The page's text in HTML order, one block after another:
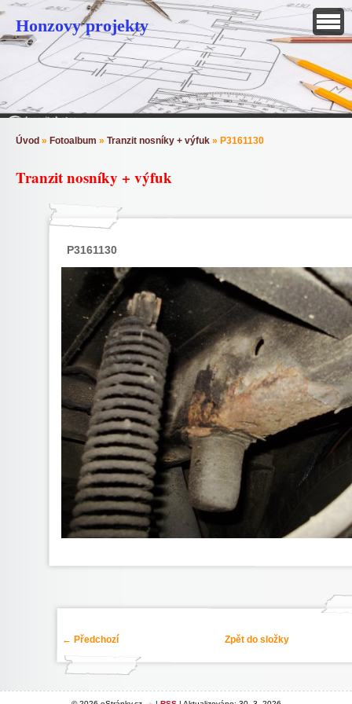
Honzovy projekty
Úvod » Fotoalbum » Tranzit nosníky + výfuk » P3161130
Tranzit nosníky + výfuk
P3161130
← Předchozí Zpět do složky